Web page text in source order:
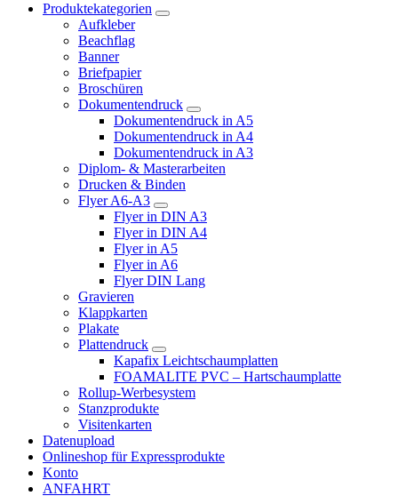
Produktekategorien
Aufkleber
Beachflag
Banner
Briefpapier
Broschüren
Dokumentendruck
Dokumentendruck in A5
Dokumentendruck in A4
Dokumentendruck in A3
Diplom- & Masterarbeiten
Drucken & Binden
Flyer A6-A3
Flyer in DIN A3
Flyer in DIN A4
Flyer in A5
Flyer in A6
Flyer DIN Lang
Gravieren
Klappkarten
Plakate
Plattendruck
Kapafix Leichtschaumplatten
FOAMALITE PVC – Hartschaumplatte
Rollup-Werbesystem
Stanzprodukte
Visitenkarten
Datenupload
Onlineshop für Expressprodukte
Konto
ANFAHRT